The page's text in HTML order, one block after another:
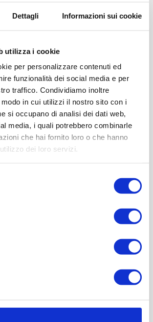
Dettagli Informazioni sui cookie
utilizza i cookie
per personalizzare contenuti ed
funzionalità dei social media e per
traffico. Condividiamo inoltre
in cui utilizzi il nostro sito con i
si occupano di analisi dei dati web,
media, i quali potrebbero combinarle
che hai fornito loro o che hanno
dei loro servizi.